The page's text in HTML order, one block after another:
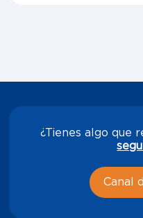
¿Tienes algo que
Canal